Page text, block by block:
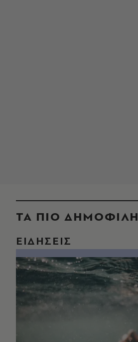
ΤΑ ΠΙΟ ΔΗΜΟΦΙΛΗ
ΕΙΔΗΣΕΙΣ